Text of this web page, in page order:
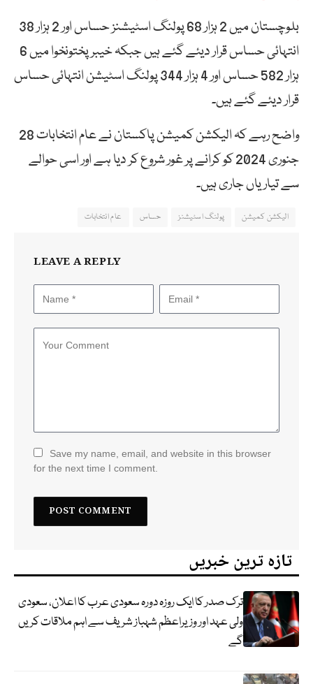
بلوچستان میں 2 ہزار 68 پولنگ اسٹیشنز حساس اور 2 ہزار 38
انتہائی حساس قرار دیئے گئے ہیں جبکہ خیبر پختونخوا میں 6
ہزار 582 حساس اور 4 ہزار 344 پولنگ اسٹیشن انتہائی حساس
قرار دیئے گئے ہیں۔
واضح رہے کہ الیکشن کمیشن پاکستان نے عام انتخابات 28
جنوری 2024 کو کرانے پر غور شروع کر دیا ہے اور اسی حوالے
سے تیاریاں جاری ہیں۔
الیکشن کمیشن پولنگ اسٹیشنز حساس عام انتخابات
LEAVE A REPLY
Save my name, email, and website in this browser
for the next time I comment.
تازہ ترین خبریں
ترک صدر کا ایک روزہ دورہ سعودی عرب کا اعلان، سعودی
ولی عہد اور وزیراعظم شہباز شریف سے اہم ملاقات کریں
گے